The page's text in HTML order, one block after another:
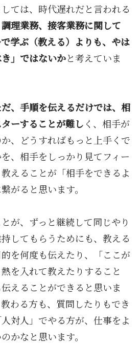
ては、時代遅れだと言われる
調理業務、接客業務に関して
学ぶ（教える）よりも、やは
」ではないかと考えていま
、手順を伝えるだけでは、相
ーすることが難し く、相手が
、どうすればもっと上手くで
、相手をしっかり見てフィー
えることが「相手をできるよ
がると思います。
が、ずっと継続して同じやり
してもらうためにも、教える
を何度も伝えたり、「ここが
を入れて教えたりすること
えることができると思いま
わる方も、質問したりもでき
対人」でやる方が、仕事をよ
かなと思います。